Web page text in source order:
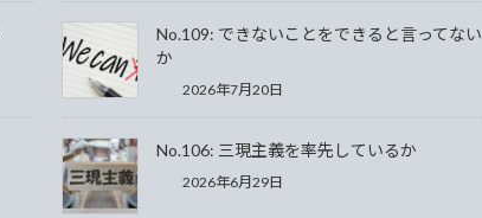
No.109: できないことをできると言ってない
か
2026年7月20日
No.106: 三現主義を率先しているか
2026年6月29日